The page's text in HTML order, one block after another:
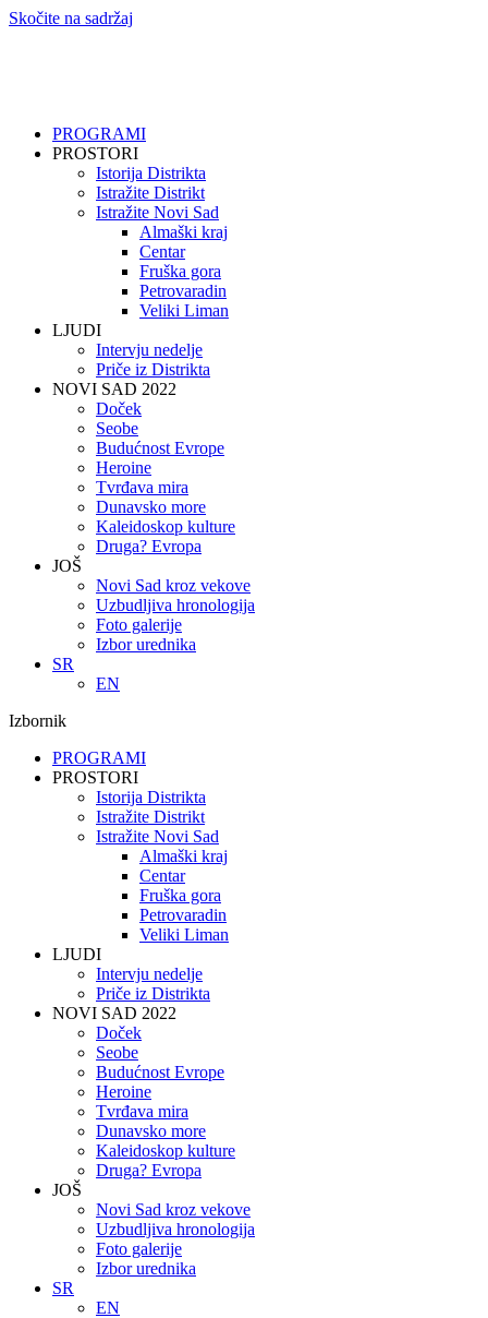
Skočite na sadržaj
PROGRAMI
PROSTORI
Istorija Distrikta
Istražite Distrikt
Istražite Novi Sad
Almaški kraj
Centar
Fruška gora
Petrovaradin
Veliki Liman
LJUDI
Intervju nedelje
Priče iz Distrikta
NOVI SAD 2022
Doček
Seobe
Budućnost Evrope
Heroine
Tvrđava mira
Dunavsko more
Kaleidoskop kulture
Druga? Evropa
JOŠ
Novi Sad kroz vekove
Uzbudljiva hronologija
Foto galerije
Izbor urednika
SR
EN
Izbornik
PROGRAMI
PROSTORI
Istorija Distrikta
Istražite Distrikt
Istražite Novi Sad
Almaški kraj
Centar
Fruška gora
Petrovaradin
Veliki Liman
LJUDI
Intervju nedelje
Priče iz Distrikta
NOVI SAD 2022
Doček
Seobe
Budućnost Evrope
Heroine
Tvrđava mira
Dunavsko more
Kaleidoskop kulture
Druga? Evropa
JOŠ
Novi Sad kroz vekove
Uzbudljiva hronologija
Foto galerije
Izbor urednika
SR
EN